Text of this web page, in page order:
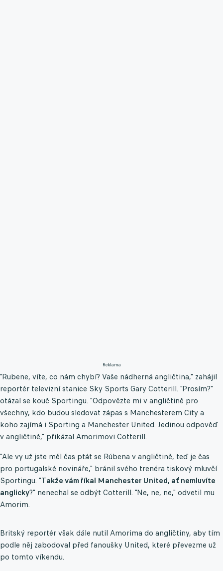
Reklama
"Rubene, víte, co nám chybí? Vaše nádherná angličtina," zahájil
reportér televizní stanice Sky Sports Gary Cotterill. "Prosím?"
otázal se kouč Sportingu. "Odpovězte mi v angličtině pro
všechny, kdo budou sledovat zápas s Manchesterem City a
koho zajímá i Sporting a Manchester United. Jedinou odpověď
v angličtině," přikázal Amorimovi Cotterill.
"Ale vy už jste měl čas ptát se Rúbena v angličtině, teď je čas
pro portugalské novináře," bránil svého trenéra tiskový mluvčí
Sportingu. "Takže vám říkal Manchester United, ať nemluvíte
anglicky?" nenechal se odbýt Cotterill. "Ne, ne, ne," odvetil mu
Amorim.
Britský reportér však dále nutil Amorima do angličtiny, aby tím
podle něj zabodoval před fanoušky United, které převezme už
po tomto víkendu.